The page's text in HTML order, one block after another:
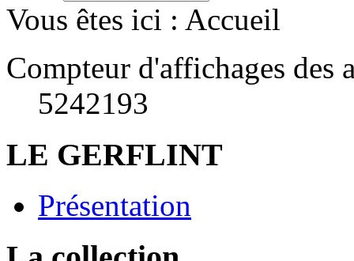
Vous êtes ici : Accueil
Compteur d'affichages des
5242193
LE GERFLINT
Présentation